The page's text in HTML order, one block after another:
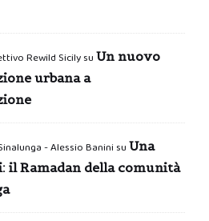
Rewild Sicilysu Un nuovo
urbana a
- Alessio Banini su Una
il Ramadan della comunità